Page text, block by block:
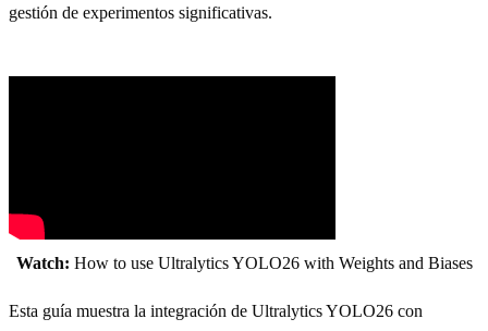
gestión de experimentos significativas.
Watch: How to use Ultralytics YOLO26 with Weights and Biases
Esta guía muestra la integración de Ultralytics YOLO26 con